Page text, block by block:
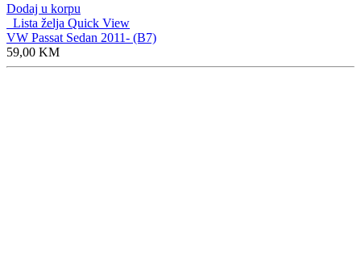
Dodaj u korpu
Lista želja Quick View
VW Passat Sedan 2011- (B7)
59,00 KM